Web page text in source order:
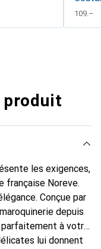
CHF
109.–
les exigences,
française Noreve.
Conçue par
depuis
parfaitement à votre
lui donnent